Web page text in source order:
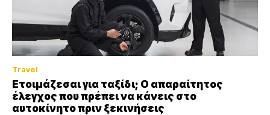
Travel
Ετοιμάζεσαι για ταξίδι; Ο απαραίτητος
έλεγχος που πρέπει να κάνεις στο
αυτοκίνητο πριν ξεκινήσεις